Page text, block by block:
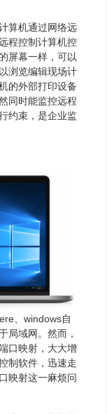
算机通过网络远
程控制计算机控
屏幕一样，可以
浏览编辑现场计
的外部打印设备
同时能监控远程
约束，是企业监
、windows自
局域网。然而，
口映射，大大增
制软件，迅速走
映射这一麻烦问